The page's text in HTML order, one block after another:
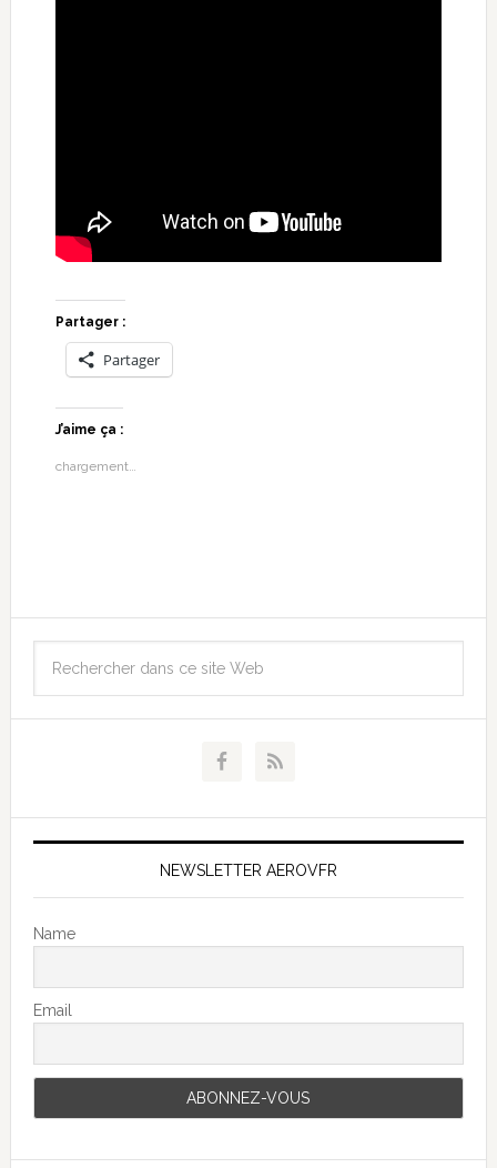
Partager :
Partager
J’aime ça :
chargement…
NEWSLETTER AEROVFR
Name
Email